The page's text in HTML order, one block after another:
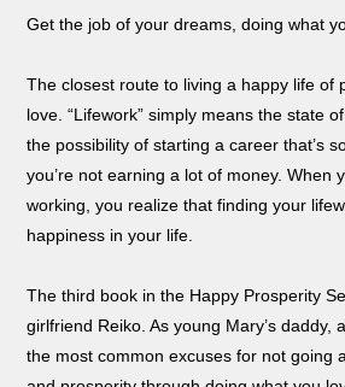
Get the job of your dreams, doing what
The closest route to living a happy life of
love. “Lifework” simply means the state
the possibility of starting a career that’s
you’re not earning a lot of money.
working, you realize that finding your
happiness in your life.
The third book in the Happy Prosperity
girlfriend Reiko. As young Mary’s
the most common excuses for not going